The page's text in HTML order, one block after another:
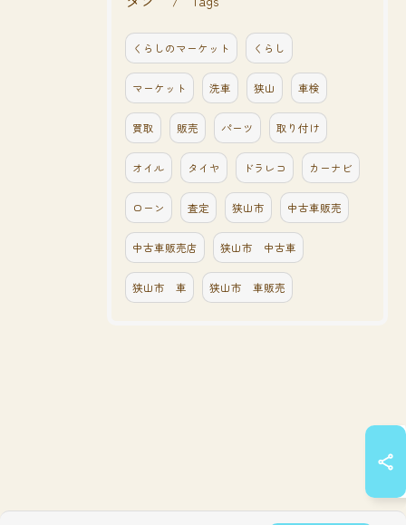
くらしのマーケット くらし
マーケット 洗車 狭山 車検
買取 販売 パーツ 取り付け
オイル タイヤ ドラレコ カーナビ
ローン 査定 狭山市 中古車販売
中古車販売店 狭山市 中古車
狭山市 車 狭山市 車販売